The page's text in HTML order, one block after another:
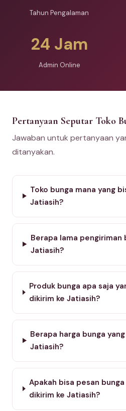
Tahun Pengalaman
24 Jam
Admin Online
Pertanyaan Seputar Toko
Jawaban untuk pertanyaan
ditanyakan.
Toko bunga mana yang
Jatiasih?
Berapa lama pengiriman
Jatiasih?
Produk bunga apa saja
dikirim ke Jatiasih?
Berapa harga bunga
Jatiasih?
Apakah bisa pesan
dikirim ke Jatiasih?